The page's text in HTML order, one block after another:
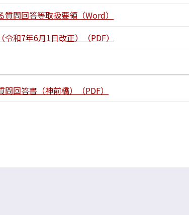
問回答等取扱要領（Word）
和7年6月1日改正）（PDF）
回答書（神前橋）（PDF）